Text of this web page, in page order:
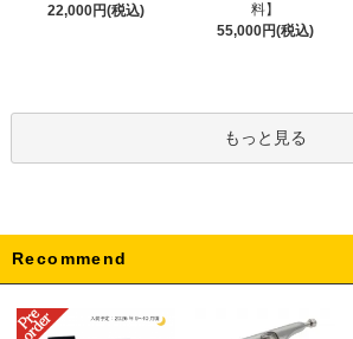
22,000円(税込)
料】
55,000円(税込)
もっと見る
Recommend